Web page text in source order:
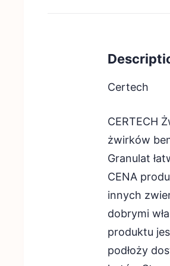
Certech
CERTECH
żwirków
Granulat
CENA
innych
dobrymi
produktu
podłoży